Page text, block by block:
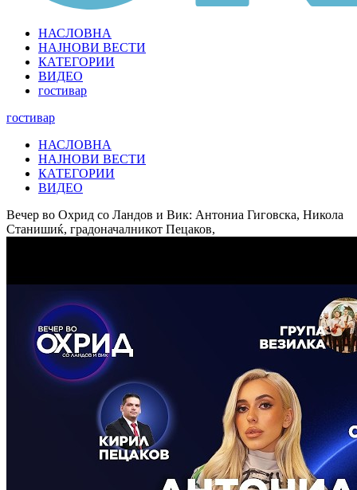
НАСЛОВНА
НАЈНОВИ ВЕСТИ
КАТЕГОРИИ
ВИДЕО
гостивар
гостивар
НАСЛОВНА
НАЈНОВИ ВЕСТИ
КАТЕГОРИИ
ВИДЕО
Вечер во Охрид со Ландов и Вик: Антониа Гиговска, Никола
Станишиќ, градоначалникот Пецаков,